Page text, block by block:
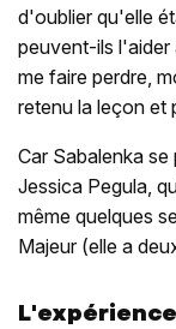
d'oublier qu'elle
peuvent-ils l'aider
me faire perdre,
retenu la leçon et
Car Sabalenka
Jessica Pegula,
même quelques
Majeur (elle a